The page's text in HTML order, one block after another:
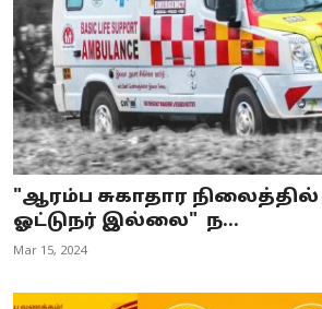
"ஆரம்ப சுகாதார
ஓட்டுநர் இல்லை" ந...
Mar 15, 2024